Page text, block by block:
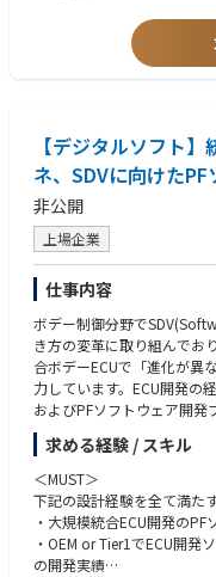
充給電制御システムの開発
・上記システムに関連す
フトウェアを統合したシ
・サーバー構築技術のリー
・システムの目標値の策定
・グループメンバーのマネ
（1on1やコーチングやメン
成長促進やキャリア支援等
※V2X（Vehicle-to-X）と
力系統、クラウド、アプリ
をやり取りする仕組みです
me：車から家へ電力を供
の双方向連携）を含むユー
ユーザーの利用動向をもと
充電／充給電制御サービス
※パートナー企業様との共
で連携しながら業務推進い
※業務上、海外現地法人・
※将来的には、海外駐在の
※専門性や適性、会社ニー
換を命じる場合があります。
【求める人物像】以下の
・Hondaフィロソフィー
・主体性とリーダーシップ
・未知の領域に臆せず飛び
【デジタルソフト
ネ、SDVに向けた
非公開
上場企業
仕事内容
ボデー制御分野で
き方の変革に取り組んでお
合ボデーECUで「進化が異
力しています。ECU開発の
およびPFソフトウェア開発
めています。
統合ボデーECU開発の即戦
フトウェア開発プロセス変
る人材を求めています。
【職務内容】
求める経験 / スキル
＜MUST＞
下記の設計経験を全て満た
・大規模統合ECU開発の
・OEM or Tier1でECU開発
の開発実績